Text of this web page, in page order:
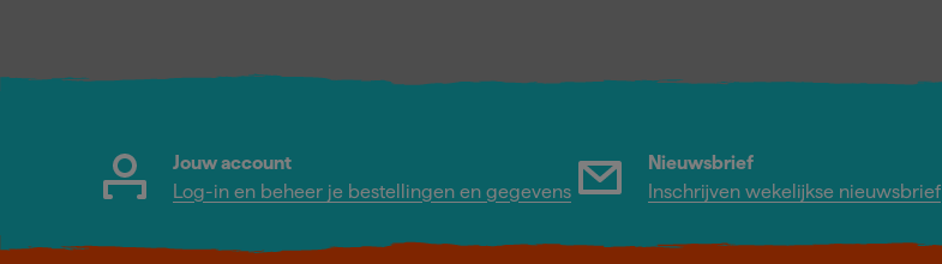
Jouw account
Log-in en beheer je bestellingen en gegevens
Nieuwsbrief
Inschrijven wekelijkse nieuwsbrief